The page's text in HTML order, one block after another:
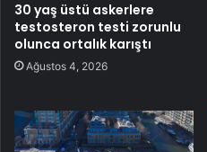
30 yaş üstü askerlere
testosteron testi zorunlu
olunca ortalık karıştı
Ağustos 4, 2026